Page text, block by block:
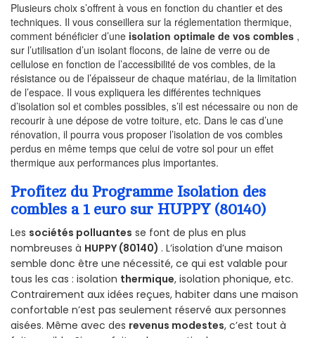
Plusieurs choix s’offrent à vous en fonction du chantier et des
techniques. Il vous conseillera sur la réglementation thermique,
comment bénéficier d’une isolation optimale de vos combles ,
sur l’utilisation d’un isolant flocons, de laine de verre ou de
cellulose en fonction de l’accessibilité de vos combles, de la
résistance ou de l’épaisseur de chaque matériau, de la limitation
de l’espace. Il vous expliquera les différentes techniques
d’isolation sol et combles possibles, s’il est nécessaire ou non de
recourir à une dépose de votre toiture, etc. Dans le cas d’une
rénovation, il pourra vous proposer l’isolation de vos combles
perdus en même temps que celui de votre sol pour un effet
thermique aux performances plus importantes.
Profitez du Programme Isolation des
combles a 1 euro sur HUPPY (80140)
Les sociétés polluantes se font de plus en plus
nombreuses à HUPPY (80140) . L’isolation d’une maison
semble donc être une nécessité, ce qui est valable pour
tous les cas : isolation thermique, isolation phonique, etc.
Contrairement aux idées reçues, habiter dans une maison
confortable n’est pas seulement réservé aux personnes
aisées. Même avec des revenus modestes, c’est tout à